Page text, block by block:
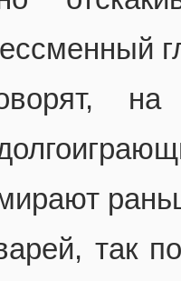
так